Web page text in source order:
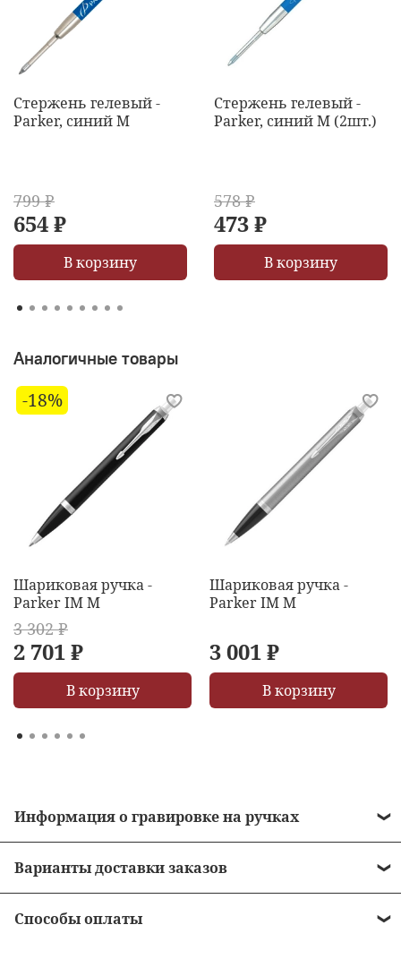
Стержень гелевый -
Parker, синий M
799 ₽
654 ₽
В корзину
Стержень гелевый -
Parker, синий M (2шт.)
578 ₽
473 ₽
В корзину
Аналогичные товары
-18%
Шариковая ручка -
Parker IM M
3 302 ₽
2 701 ₽
В корзину
Шариковая ручка -
Parker IM M
3 001 ₽
В корзину
Информация о гравировке на ручках
• Бесплатная гравировка на ручках от 10 000
рублей.
Варианты доставки заказов
Способы оплаты